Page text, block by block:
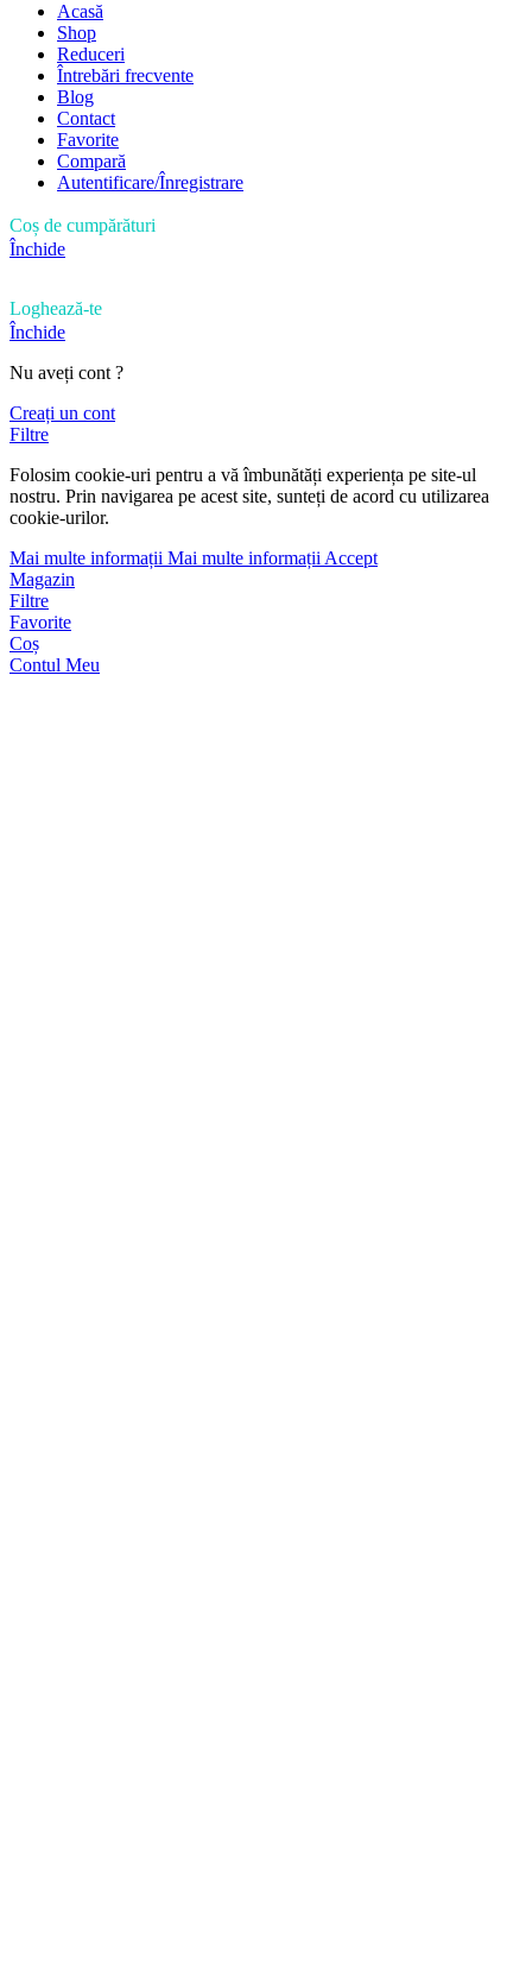
Acasă
Shop
Reduceri
Întrebări frecvente
Blog
Contact
Favorite
Compară
Autentificare/Înregistrare
Coș de cumpărături
Închide
Loghează-te
Închide
Nu aveți cont ?
Creați un cont
Filtre
Folosim cookie-uri pentru a vă îmbunătăți experiența pe site-ul
nostru. Prin navigarea pe acest site, sunteți de acord cu utilizarea
cookie-urilor.
Mai multe informații Mai multe informații Accept
Magazin
Filtre
Favorite
Coș
Contul Meu